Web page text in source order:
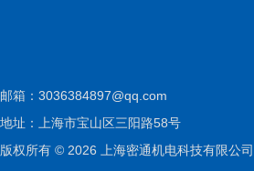
邮箱： 3036384897@qq.com
地址：上海市宝山区三阳路58号
版权所有 © 2026 上海密通机电科技有限公